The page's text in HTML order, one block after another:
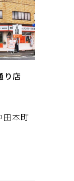
り店
田本町